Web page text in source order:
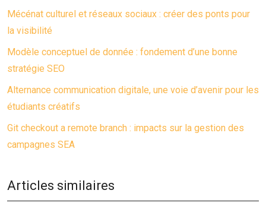
Mécénat culturel et réseaux sociaux : créer des ponts pour
la visibilité
Modèle conceptuel de donnée : fondement d’une bonne
stratégie SEO
Alternance communication digitale, une voie d’avenir pour les
étudiants créatifs
Git checkout a remote branch : impacts sur la gestion des
campagnes SEA
Articles similaires